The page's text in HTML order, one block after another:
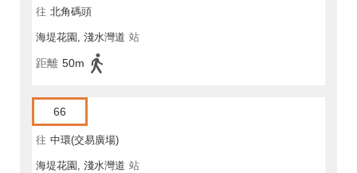
往 北角碼頭
海堤花園, 淺水灣道 站
距離 50m
66
往 中環(交易廣場)
海堤花園, 淺水灣道 站